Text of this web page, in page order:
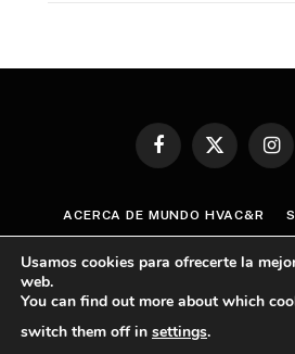
Facebook
X
ACERCA DE MUNDO HVAC&R
POLÍTICA GENERAL SOBRE
Usamos cookies para ofrecerte la
web.
You can find out more about which
switch them off in settings.